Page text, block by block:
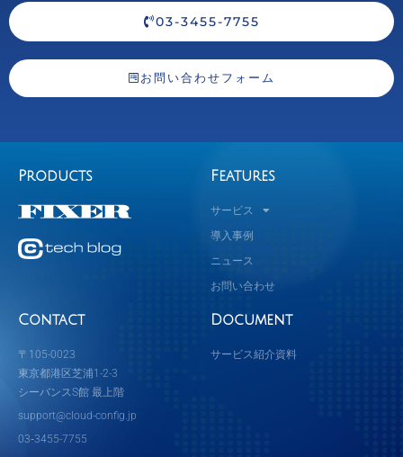
03-3455-7755
お問い合わせフォーム
Products Features
サービス
導入事例
ニュース
お問い合わせ
Contact
〒105-0023
東京都港区芝浦1-2-3
シーバンスS館 最上階
support@cloud-config.jp
03‐3455-7755
Document
サービス紹介資料